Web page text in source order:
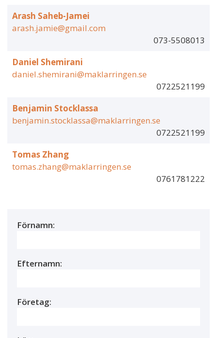
Arash Saheb-Jamei
arash.jamie@gmail.com
073-5508013
Daniel Shemirani
daniel.shemirani@maklarringen.se
0722521199
Benjamin Stocklassa
benjamin.stocklassa@maklarringen.se
0722521199
Tomas Zhang
tomas.zhang@maklarringen.se
0761781222
Förnamn:
Efternamn:
Företag: